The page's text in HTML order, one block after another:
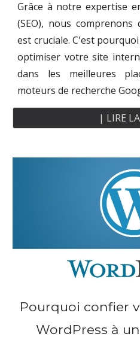
Grâce à notre expertise
(SEO), nous
est cruciale. C'est
optimiser votre site
dans les meilleures
moteurs de recherche
| LIRE
Pourquoi confier
WordPress à